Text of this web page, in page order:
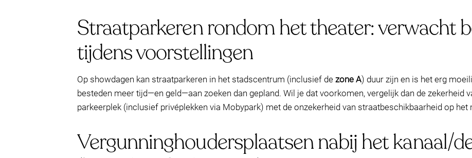
Straatparkeren rondom het theater: verwacht
tijdens voorstellingen
Op showdagen kan straatparkeren in het stadscentrum (inclusief de zone A) duur zijn en is het erg
besteden meer tijd—en geld—aan zoeken dan gepland. Wil je dat voorkomen, vergelijk dan de zekerheid
parkeerplek (inclusief privéplekken via Mobypark) met de onzekerheid van straatbeschikbaarheid op
Vergunninghoudersplaatsen nabij het kanaal/